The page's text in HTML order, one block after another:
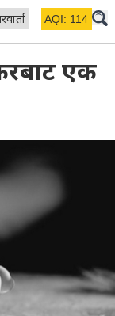
विचार/ब्लग
AQI: 114
एक